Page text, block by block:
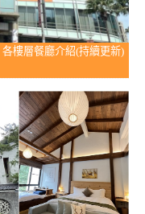
樓層餐廳介紹(持續更新)